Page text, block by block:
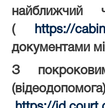
найближчий
(
https://
документами
З